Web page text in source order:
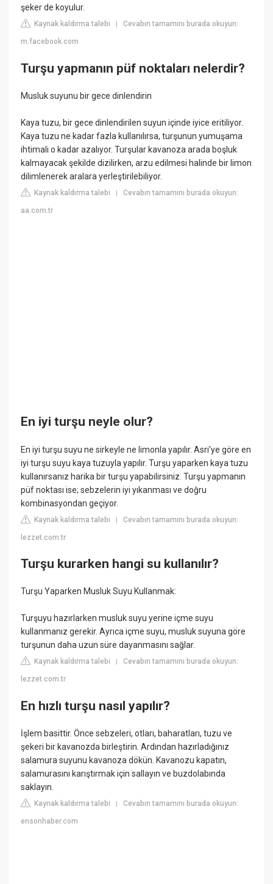
şeker de koyulur.
Kaynak kaldırma talebi |Cevabın tamamını burada okuyun:
m.facebook.com
Turşu yapmanın püf noktaları nelerdir?
Musluk suyunu bir gece dinlendirin
Kaya tuzu, bir gece dinlendirilen suyun içinde iyice eritiliyor.
Kaya tuzu ne kadar fazla kullanılırsa, turşunun yumuşama
ihtimali o kadar azalıyor. Turşular kavanoza arada boşluk
kalmayacak şekilde dizilirken, arzu edilmesi halinde bir limon
dilimlenerek aralara yerleştirilebiliyor.
Kaynak kaldırma talebi |Cevabın tamamını burada okuyun:
aa.com.tr
En iyi turşu neyle olur?
En iyi turşu suyu ne sirkeyle ne limonla yapılır. Asri'ye göre en
iyi turşu suyu kaya tuzuyla yapılır. Turşu yaparken kaya tuzu
kullanırsanız harika bir turşu yapabilirsiniz. Turşu yapmanın
püf noktası ise; sebzelerin iyi yıkanması ve doğru
kombinasyondan geçiyor.
Kaynak kaldırma talebi |Cevabın tamamını burada okuyun:
lezzet.com.tr
Turşu kurarken hangi su kullanılır?
Turşu Yaparken Musluk Suyu Kullanmak:
Turşuyu hazırlarken musluk suyu yerine içme suyu
kullanmanız gerekir. Ayrıca içme suyu, musluk suyuna göre
turşunun daha uzun süre dayanmasını sağlar.
Kaynak kaldırma talebi |Cevabın tamamını burada okuyun:
lezzet.com.tr
En hızlı turşu nasıl yapılır?
İşlem basittir. Önce sebzeleri, otları, baharatları, tuzu ve
şekeri bir kavanozda birleştirin. Ardından hazırladığınız
salamura suyunu kavanoza dökün. Kavanozu kapatın,
salamurasını karıştırmak için sallayın ve buzdolabında
saklayın.
Kaynak kaldırma talebi |Cevabın tamamını burada okuyun:
ensonhaber.com